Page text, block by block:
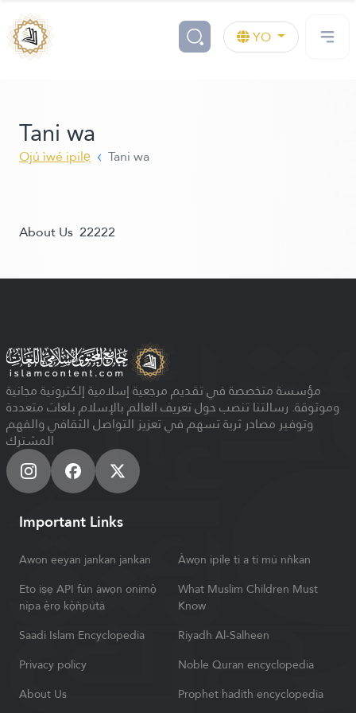
YO
Tani wa
Ojú ìwé ipilẹ Tani wa
About Us 22222
مؤسسة متخصصة في تقديم مرجعية إسلامية إلكترونية مجانية
وموثوقة. رسالتنا تنصب حول تعريف العالم بالإسلام بلغات متعددة
وتوفير مصادر ثرية تسهم في تعزيز التواصل الثقافي والفهم
المشترك
Important Links
Awon eeyan jankan jankan
Àwọn ipilẹ ti a ti mú nǹkan
Eto iṣẹ API fún àwọn onímọ̀
nípa ẹ̀rọ kọ̀ǹpútà
What Muslim Children Must
Know
Saadi Islam Encyclopedia
Riyadh Al-Salheen
Privacy policy
Noble Quran encyclopedia
About Us
Prophet hadith encyclopedia